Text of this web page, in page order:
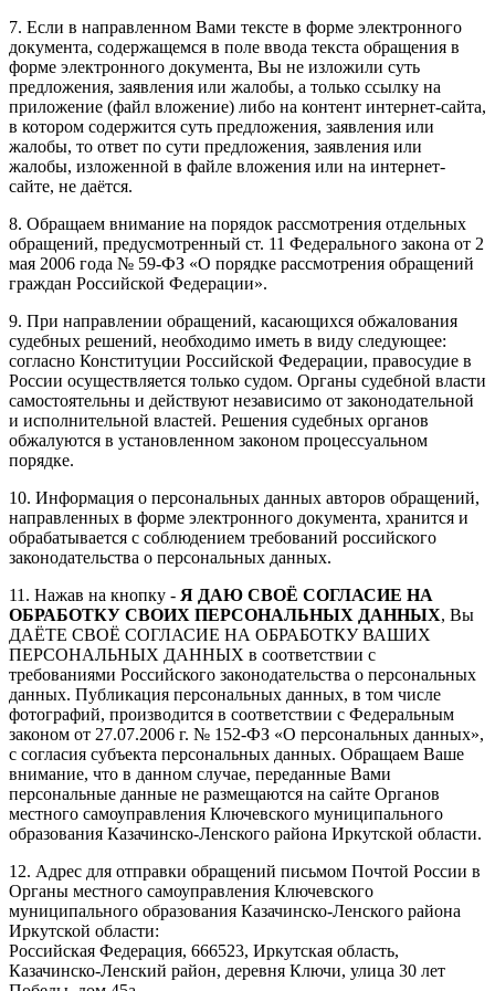
7. Если в направленном Вами тексте в форме электронного
документа, содержащемся в поле ввода текста обращения в
форме электронного документа, Вы не изложили суть
предложения, заявления или жалобы, а только ссылку на
приложение (файл вложение) либо на контент интернет-сайта,
в котором содержится суть предложения, заявления или
жалобы, то ответ по сути предложения, заявления или
жалобы, изложенной в файле вложения или на интернет-
сайте, не даётся.
8. Обращаем внимание на порядок рассмотрения отдельных
обращений, предусмотренный ст. 11 Федерального закона от 2
мая 2006 года № 59-ФЗ «О порядке рассмотрения обращений
граждан Российской Федерации».
9. При направлении обращений, касающихся обжалования
судебных решений, необходимо иметь в виду следующее:
согласно Конституции Российской Федерации, правосудие в
России осуществляется только судом. Органы судебной власти
самостоятельны и действуют независимо от законодательной
и исполнительной властей. Решения судебных органов
обжалуются в установленном законом процессуальном
порядке.
10. Информация о персональных данных авторов обращений,
направленных в форме электронного документа, хранится и
обрабатывается с соблюдением требований российского
законодательства о персональных данных.
11. Нажав на кнопку - Я ДАЮ СВОЁ СОГЛАСИЕ НА
ОБРАБОТКУ СВОИХ ПЕРСОНАЛЬНЫХ ДАННЫХ, Вы
ДАЁТЕ СВОЁ СОГЛАСИЕ НА ОБРАБОТКУ ВАШИХ
ПЕРСОНАЛЬНЫХ ДАННЫХ в соответствии с
требованиями Российского законодательства о персональных
данных. Публикация персональных данных, в том числе
фотографий, производится в соответствии с Федеральным
законом от 27.07.2006 г. № 152-ФЗ «О персональных данных»,
с согласия субъекта персональных данных. Обращаем Ваше
внимание, что в данном случае, переданные Вами
персональные данные не размещаются на сайте Органов
местного самоуправления Ключевского муниципального
образования Казачинско-Ленского района Иркутской области.
12. Адрес для отправки обращений письмом Почтой России в
Органы местного самоуправления Ключевского
муниципального образования Казачинско-Ленского района
Иркутской области:
Российская Федерация, 666523, Иркутская область,
Казачинско-Ленский район, деревня Ключи, улица 30 лет